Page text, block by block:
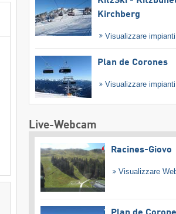
Kirchberg
Visualizzare
Plan de Corones
Visualizzare
Live-Webcam
Racines-Giovo
Visualizzare